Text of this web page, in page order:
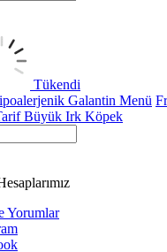
Tükendi
Galantin Menü
Büyük Irk Köpek